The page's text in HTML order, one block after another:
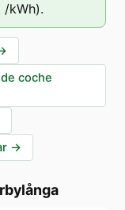
/kWh).
coche
→